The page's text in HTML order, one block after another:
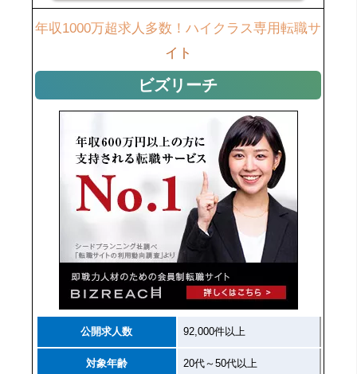
年収1000万超求人多数！ハイクラス専用転職サ
イト
ビズリーチ
公開求人数 92,000件以上
対象年齢 20代～50代以上